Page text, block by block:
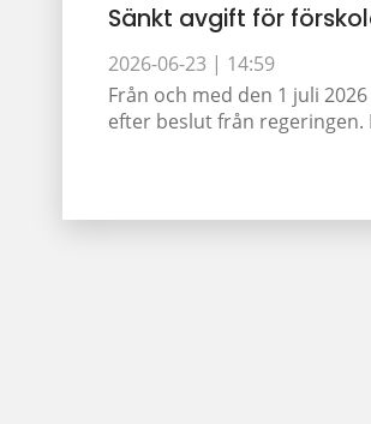
Sänkt avgift för
2026-06-23 | 14:59
Från och med den 1 juli
efter beslut från regeringen.